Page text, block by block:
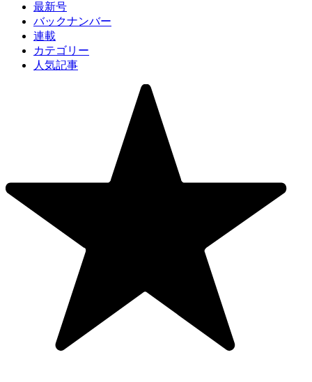
最新号
バックナンバー
連載
カテゴリー
人気記事